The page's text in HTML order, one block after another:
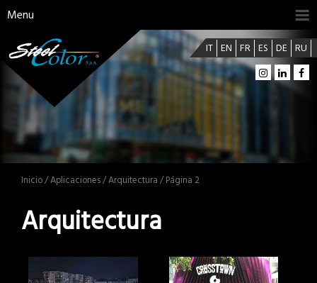
Menu
IT EN FR ES DE RU
Inicio/Aplicaciones/ Arquitectura / Página 2
Arquitectura